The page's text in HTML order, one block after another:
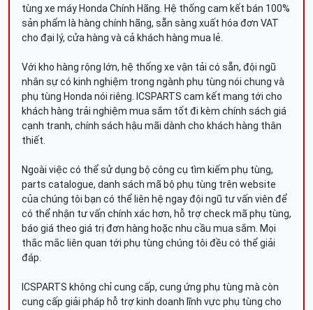
tùng xe máy Honda Chính Hãng. Hệ thống cam kết bán 100%
sản phẩm là hàng chính hãng, sẵn sàng xuất hóa đơn VAT
cho đại lý, cửa hàng và cả khách hàng mua lẻ.
Với kho hàng rộng lớn, hệ thống xe vận tải có sẵn, đội ngũ
nhân sự có kinh nghiệm trong ngành phụ tùng nói chung và
phụ tùng Honda nói riêng. ICSPARTS cam kết mang tới cho
khách hàng trải nghiệm mua sắm tốt đi kèm chính sách giá
cạnh tranh, chính sách hậu mãi dành cho khách hàng thân
thiết.
Ngoài việc có thể sử dụng bộ công cụ tìm kiếm phụ tùng,
parts catalogue, danh sách mã bộ phụ tùng trên website
của chúng tôi bạn có thể liên hệ ngay đội ngũ tư vấn viên để
có thể nhận tư vấn chính xác hơn, hỗ trợ check mã phụ tùng,
báo giá theo giá trị đơn hàng hoặc nhu cầu mua sắm. Mọi
thắc mắc liên quan tới phụ tùng chúng tôi đều có thể giải
đáp.
ICSPARTS không chỉ cung cấp, cung ứng phụ tùng mà còn
cung cấp giải pháp hỗ trợ kinh doanh lĩnh vực phụ tùng cho